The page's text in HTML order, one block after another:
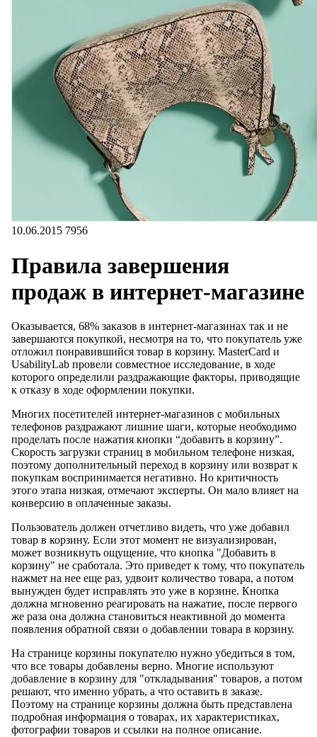
10.06.2015 7956
Правила завершения
продаж в интернет-магазине
Оказывается, 68% заказов в интернет-магазинах так и не
завершаются покупкой, несмотря на то, что покупатель уже
отложил понравившийся товар в корзину. MasterCard и
UsabilityLab провели совместное исследование, в ходе
которого определили раздражающие факторы, приводящие
к отказу в ходе оформлении покупки.
Многих посетителей интернет-магазинов с мобильных
телефонов раздражают лишние шаги, которые необходимо
проделать после нажатия кнопки “добавить в корзину”.
Скорость загрузки страниц в мобильном телефоне низкая,
поэтому дополнительный переход в корзину или возврат к
покупкам воспринимается негативно. Но критичность
этого этапа низкая, отмечают эксперты. Он мало влияет на
конверсию в оплаченные заказы.
Пользователь должен отчетливо видеть, что уже добавил
товар в корзину. Если этот момент не визуализирован,
может возникнуть ощущение, что кнопка "Добавить в
корзину" не сработала. Это приведет к тому, что покупатель
нажмет на нее еще раз, удвоит количество товара, а потом
вынужден будет исправлять это уже в корзине. Кнопка
должна мгновенно реагировать на нажатие, после первого
же раза она должна становиться неактивной до момента
появления обратной связи о добавлении товара в корзину.
На странице корзины покупателю нужно убедиться в том,
что все товары добавлены верно. Многие используют
добавление в корзину для "откладывания" товаров, а потом
решают, что именно убрать, а что оставить в заказе.
Поэтому на странице корзины должна быть представлена
подробная информация о товарах, их характеристиках,
фотографии товаров и ссылки на полное описание.